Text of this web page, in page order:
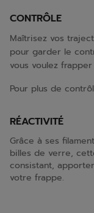
CONTRÔLE
Maîtrisez vos
pour garder le
vous voulez
Pour plus de
RÉACTIVITÉ
Grâce à ses
billes de verre,
consistant,
votre frappe.